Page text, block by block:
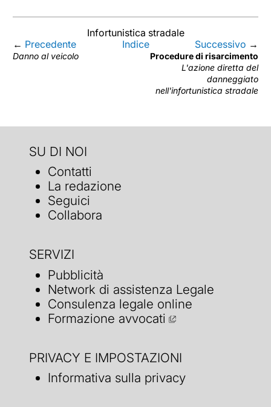
Infortunistica stradale
← Precedente
Danno al veicolo
Indice Successivo →
Procedure di risarcimento
L'azione diretta del
danneggiato
nell'infortunistica stradale
SU DI NOI
Contatti
La redazione
Seguici
Collabora
SERVIZI
Pubblicità
Network di assistenza Legale
Consulenza legale online
Formazione avvocati
PRIVACY E IMPOSTAZIONI
Informativa sulla privacy